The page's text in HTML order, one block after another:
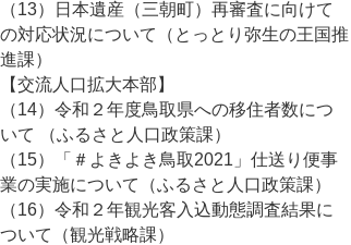
（13）日本遺産（三朝町）再審査に向けて
の対応状況について（とっとり弥生の王国推
進課）
【交流人口拡大本部】
（14）令和２年度鳥取県への移住者数につ
いて （ふるさと人口政策課）
（15）「＃よきよき鳥取2021」仕送り便事
業の実施について（ふるさと人口政策課）
（16）令和２年観光客入込動態調査結果に
ついて（観光戦略課）